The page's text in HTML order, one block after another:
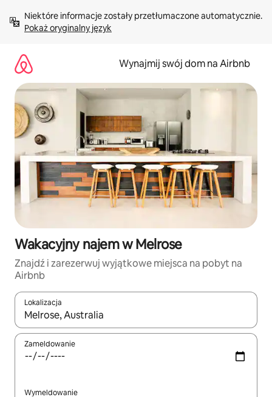
treści Pokaż oryginalny język
Wynajmij swój dom na Airbnb
Wakacyjny najem w Melrose
Znajdź i zarezerwuj wyjątkowe miejsca na pobyt na
Airbnb
Lokalizacja
Gdy wyniki będą dostępne, możesz poruszać się po nich za
Zameldowanie
Wymeldowanie